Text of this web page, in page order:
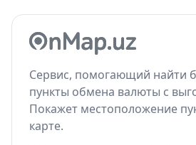
Сервис, помогающий найти
пункты обмена валюты с
Покажет местоположение
карте.